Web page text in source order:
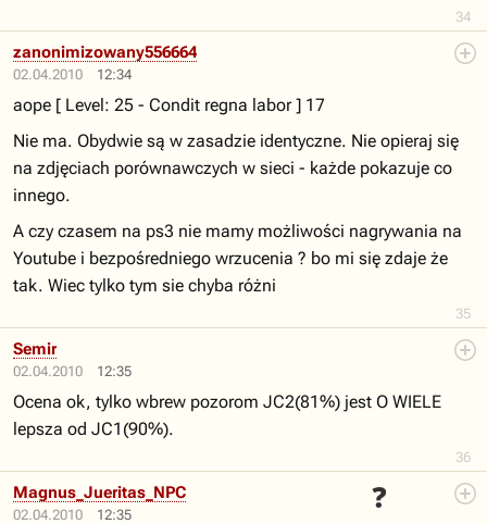
34
02.04.2010 12:34
35
zanonimizowany556664
aope [ Level: 25 - Condit regna labor ] 17
Nie ma. Obydwie są w zasadzie identyczne. Nie opieraj się
na zdjęciach porównawczych w sieci - każde pokazuje co
innego.
A czy czasem na ps3 nie mamy możliwości nagrywania na
Youtube i bezpośredniego wrzucenia ? bo mi się zdaje że
tak. Wiec tylko tym sie chyba różni
02.04.2010 12:35
36
Semir
Ocena ok, tylko wbrew pozorom JC2(81%) jest O WIELE
lepsza od JC1(90%).
02.04.2010 12:35
❓
Magnus_Jueritas_NPC